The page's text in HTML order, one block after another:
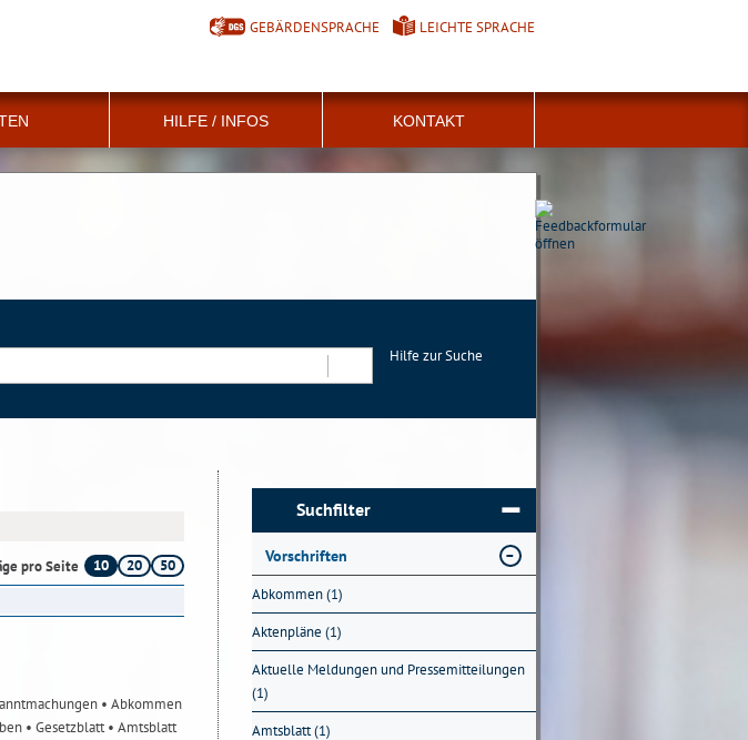
GEBÄRDENSPRACHE LEICHTE SPRACHE
HILFE / INFOS KONTAKT
Hilfe zur Suche
pro Seite 10 20
50
• Abkommen
• Gesetzblatt• Amtsblatt
Suchfilter
Vorschriften
Abkommen (1)
Aktenpläne (1)
Aktuelle Meldungen und Pressemitteilungen
(1)
Amtsblatt (1)